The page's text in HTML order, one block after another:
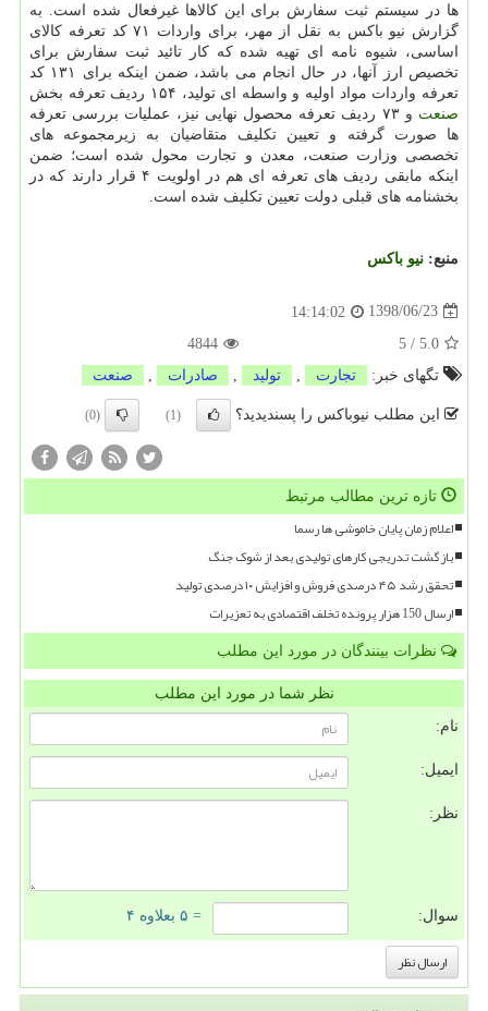
ها در سیستم ثبت سفارش برای این كالاها غیرفعال شده است. به
گزارش نیو باكس به نقل از مهر، برای واردات ۷۱ كد تعرفه كالای
اساسی، شیوه نامه ای تهیه شده كه كار تائید ثبت سفارش برای
تخصیص ارز آنها، در حال انجام می باشد، ضمن اینكه برای ۱۳۱ كد
تعرفه واردات مواد اولیه و واسطه ای تولید، ۱۵۴ ردیف تعرفه بخش
صنعت
و ۷۳ ردیف تعرفه محصول نهایی نیز، عملیات بررسی تعرفه
ها صورت گرفته و تعیین تكلیف متقاضیان به زیرمجموعه های
تخصصی وزارت صنعت، معدن و تجارت محول شده است؛ ضمن
اینكه مابقی ردیف های تعرفه ای هم در اولویت ۴ قرار دارند كه در
بخشنامه های قبلی دولت تعیین تكلیف شده است.
منبع: نیو باكس
1398/06/23
14:14:02
5.0
/
5
4844
تگهای خبر:
تجارت تولید صادرات صنعت
این مطلب نیوباکس را پسندیدید؟ (1)
(0)
تازه ترین مطالب مرتبط
اعلام زمان پایان خاموشی ها رسما
بازگشت تدریجی کارهای تولیدی بعد از شوک جنگ
تحقق رشد ۴۵ درصدی فروش و افزایش ۱۰ درصدی تولید
ارسال 150 هزار پرونده تخلف اقتصادی به تعزیرات
نظرات بینندگان در مورد این مطلب
نظر شما در مورد این مطلب
نام:
ایمیل:
نظر:
سوال: = ۵ بعلاوه ۴